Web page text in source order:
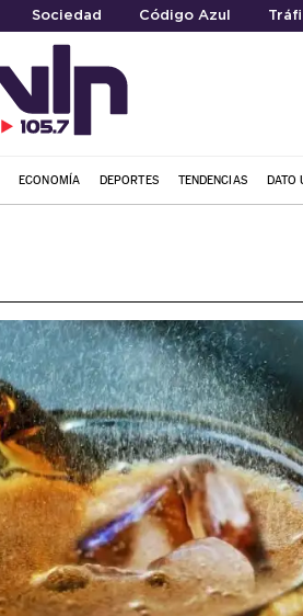
Sociedad Código Azul
ECONOMÍA DEPORTES TENDENCIAS DATO